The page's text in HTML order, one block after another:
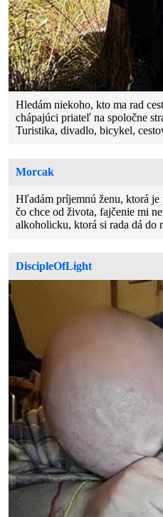
Hledám niekoho, kto ma rad
chápajúci priateľ na spoločne
Turistika, divadlo, bicykel,
Morcak
Hľadám príjemnú ženu, ktorá je
čo chce od života, fajčenie mi
alkoholicku, ktorá si rada dá do
DiscipleOfLight